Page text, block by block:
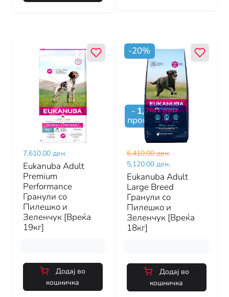
7,610.00 ден.
Eukanuba Adult
Premium
Performance
Гранули со
Пилешко и
Зеленчук [Вреќа
19кг]
Додај во
кошничка
-20%
- 1,290ден.
промо попуст
6,410.00 ден.
5,120.00 ден.
Eukanuba Adult
Large Breed
Гранули со
Пилешко и
Зеленчук [Вреќа
18кг]
Додај во
кошничка